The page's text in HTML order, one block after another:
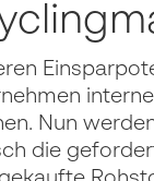
Nun
die